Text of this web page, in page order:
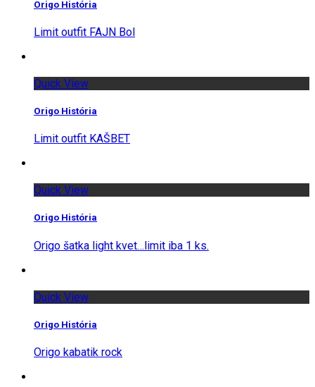
Origo História
Limit outfit FAJN Bol
Quick View
Origo História
Limit outfit KAŠBET
Quick View
Origo História
Origo šatka light kvet…limit iba 1 ks.
Quick View
Origo História
Origo kabatik rock